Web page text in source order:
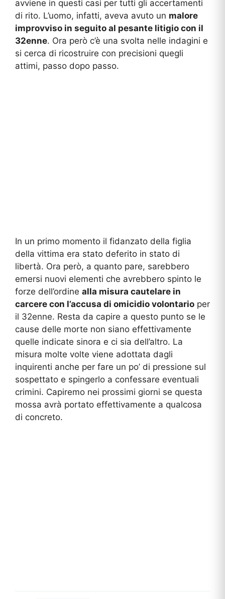
avviene in questi casi per tutti gli accertamenti
di rito. L’uomo, infatti, aveva avuto un malore
improvviso in seguito al pesante litigio con il
32enne. Ora però c’è una svolta nelle indagini e
si cerca di ricostruire con precisioni quegli
attimi, passo dopo passo.
In un primo momento il fidanzato della figlia
della vittima era stato deferito in stato di
libertà. Ora però, a quanto pare, sarebbero
emersi nuovi elementi che avrebbero spinto le
forze dell’ordine alla misura cautelare in
carcere con l’accusa di omicidio volontario per
il 32enne. Resta da capire a questo punto se le
cause delle morte non siano effettivamente
quelle indicate sinora e ci sia dell’altro. La
misura molte volte viene adottata dagli
inquirenti anche per fare un po’ di pressione sul
sospettato e spingerlo a confessare eventuali
crimini. Capiremo nei prossimi giorni se questa
mossa avrà portato effettivamente a qualcosa
di concreto.